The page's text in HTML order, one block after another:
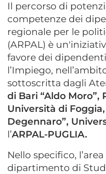
Il percorso di
competenze dei
regionale per le
(ARPAL) è
favore dei
l’Impiego,
sottoscritta dagli
di Bari “Aldo Moro”,
Università di
Degennaro”,
l’ARPAL-PUGLIA.
Nello specifico,
dipartimento di